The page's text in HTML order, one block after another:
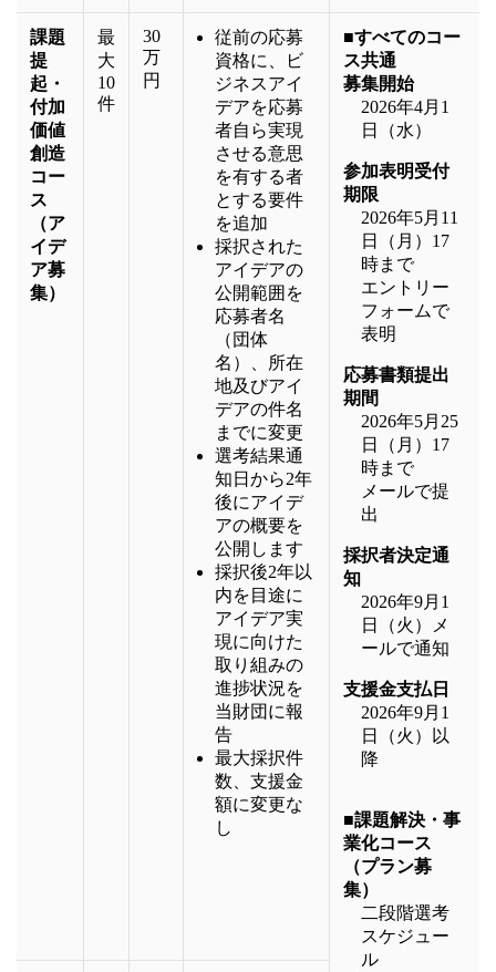
課題
提
起・
付加
価値
創造
コー
ス
（ア
イデ
ア募
集）
最
大
10
件
30
万
円
従前の応募
資格に、ビ
ジネスアイ
デアを応募
者自ら実現
させる意思
を有する者
とする要件
を追加
採択された
アイデアの
公開範囲を
応募者名
（団体
名）、所在
地及びアイ
デアの件名
までに変更
選考結果通
知日から2年
後にアイデ
アの概要を
公開します
採択後2年以
内を目途に
アイデア実
現に向けた
取り組みの
進捗状況を
当財団に報
告
最大採択件
数、支援金
額に変更な
し
■すべてのコー
ス共通
募集開始
2026年4月1
日（水）
参加表明受付
期限
2026年5月11
日（月）17
時まで
エントリー
フォームで
表明
応募書類提出
期間
2026年5月25
日（月）17
時まで
メールで提
出
採択者決定通
知
2026年9月1
日（火）メ
ールで通知
支援金支払日
2026年9月1
日（火）以
降
■課題解決・事
業化コース
（プラン募
集）
二段階選考
スケジュー
ル